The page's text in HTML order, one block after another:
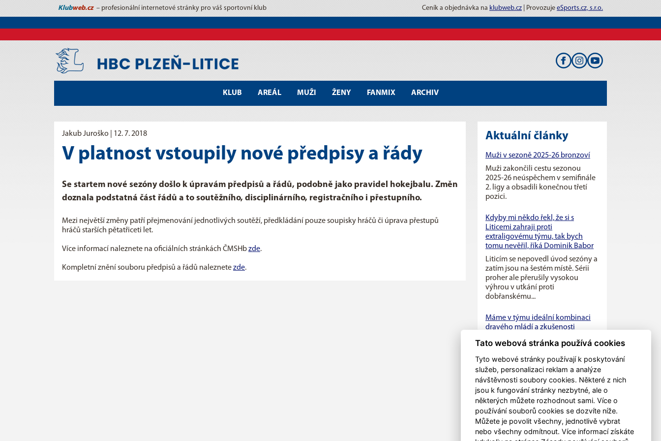
Klubweb.cz – profesionální internetové stránky pro váš sportovní klub Ceník a objednávka na klubweb.cz | Provozuje eSports.cz, s.r.o.
KLUB AREÁL MUŽI ŽENY FANMIX ARCHIV
Jakub Juroško | 12. 7. 2018
V platnost vstoupily nové předpisy a řády
Se startem nové sezóny došlo k úpravám předpisů a řádů, podobně jako pravidel hokejbalu. Změn
doznala podstatná část řádů a to soutěžního, disciplinárního, registračního i přestupního.
Mezi největší změny patří přejmenování jednotlivých soutěží, předkládání pouze soupisky hráčů či úprava přestupů
hráčů starších pětatřiceti let.
Více informací naleznete na oficiálních stránkách ČMSHbzde.
Kompletní znění souboru předpisů a řádů naleznetezde.
Aktuální články
Muži v sezoně 2025-26 bronzoví
Muži zakončili cestu sezonou
2025-26 neúspěchem v semifinále
2. ligy a obsadili konečnou třetí
pozici.
Kdyby mi někdo řekl, že si s
Liticemi zahraji proti
extraligovému týmu, tak bych
tomu nevěřil, říká Dominik Babor
Liticím se nepovedl úvod sezóny a
zatím jsou na šestém místě. Sérii
proher ale přerušily vysokou
výhrou v utkání proti
dobřanskému...
Máme v týmu ideální kombinaci
dravého mládí a zkušenosti
Zdeněk Slanec
Litice v minulé sezóně soupeřily o
první místo v základní části,
nakonec se umístily na druhé
pozici, po play off jim patřila...
Tato webová stránka používá cookies
Tyto webové stránky používají k poskytování
služeb, personalizaci reklam a analýze
návštěvnosti soubory cookies. Některé z nich
jsou k fungování stránky nezbytné, ale o
některých můžete rozhodnout sami. Více o
používání souborů cookies se dozvíte níže.
Můžete je povolit všechny, jednotlivě vybrat
nebo všechny odmítnout. Více informací získáte